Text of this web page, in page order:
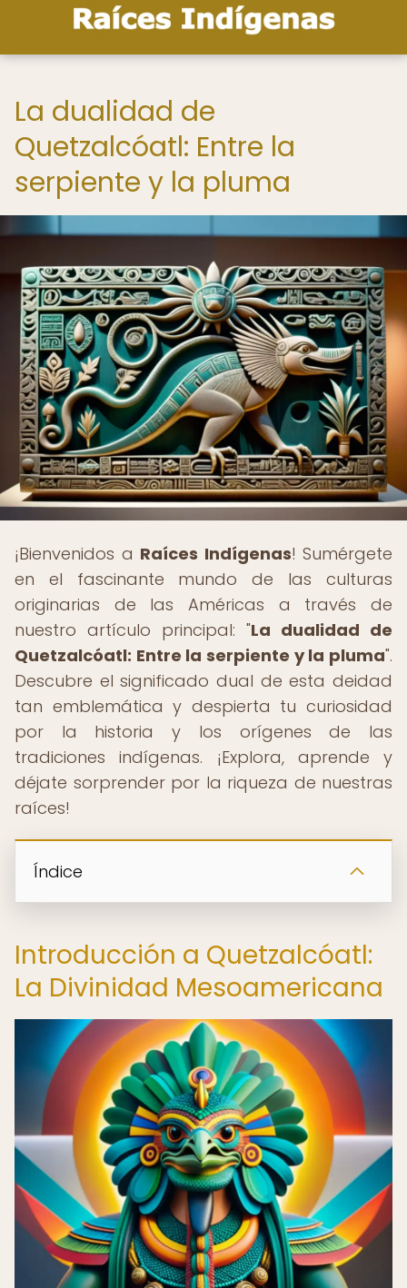
La dualidad de
Quetzalcóatl: Entre la
serpiente y la pluma
¡Bienvenidos a Raíces Indígenas! Sumérgete
en el fascinante mundo de las culturas
originarias de las Américas a través de
nuestro artículo principal: "La dualidad de
Quetzalcóatl: Entre la serpiente y la pluma".
Descubre el significado dual de esta deidad
tan emblemática y despierta tu curiosidad
por la historia y los orígenes de las
tradiciones indígenas. ¡Explora, aprende y
déjate sorprender por la riqueza de nuestras
raíces!
Índice
Introducción a Quetzalcóatl:
La Divinidad Mesoamericana